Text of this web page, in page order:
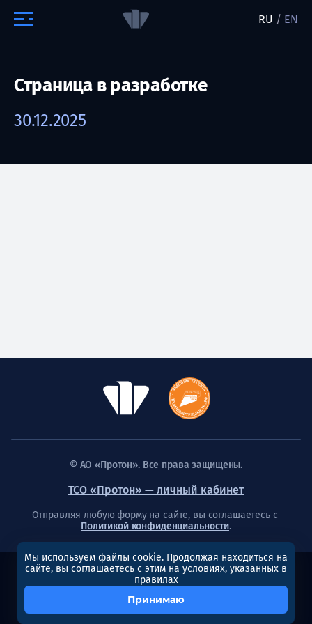
RU / EN
Страница в разработке
30.12.2025
© АО «Протон». Все права защищены.
ТСО «Протон» — личный кабинет
Отправляя любую форму на сайте, вы соглашаетесь с
Политикой конфиденциальности.
Создание сайта
Мы используем файлы cookie. Продолжая находиться на
сайте, вы соглашаетесь с этим на условиях, указанных в
правилах
Принимаю